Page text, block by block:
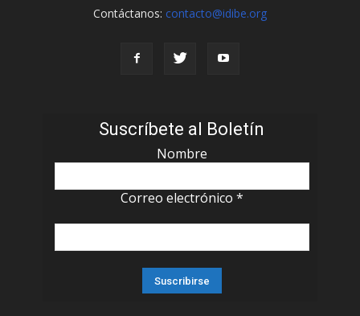
Contáctanos: contacto@idibe.org
Suscríbete al Boletín
Nombre
Correo electrónico *